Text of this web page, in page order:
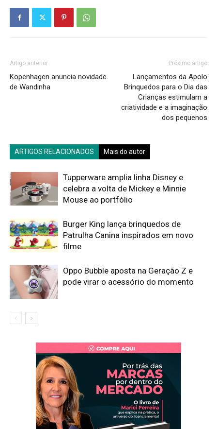
Artigo anterior
Kopenhagen anuncia novidade
de Wandinha
Próximo artigo
Lançamentos da Apolo
Brinquedos para o Dia das
Crianças estimulam a
criatividade e a imaginação
dos pequenos
ARTIGOS RELACIONADOS Mais do autor
Tupperware amplia linha Disney e
celebra a volta de Mickey e Minnie
Mouse ao portfólio
Burger King lança brinquedos de
Patrulha Canina inspirados em novo
filme
Oppo Bubble aposta na Geração Z e
pode virar o acessório do momento